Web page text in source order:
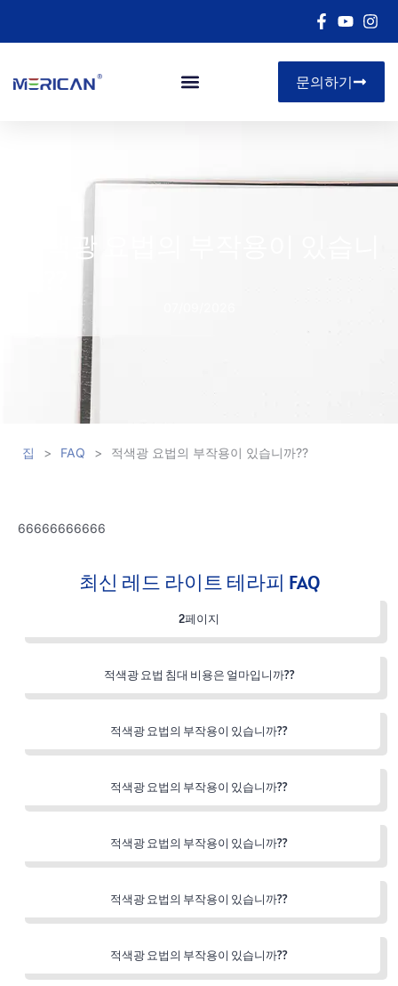
문의하기
적색광 요법의 부작용이 있습니
집 > FAQ > 적색광 요법의 부작용이 있습니까??
66666666666
최신 레드 라이트 테라피 FAQ
2페이지
적색광 요법 침대 비용은 얼마입니까??
적색광 요법의 부작용이 있습니까??
적색광 요법의 부작용이 있습니까??
적색광 요법의 부작용이 있습니까??
적색광 요법의 부작용이 있습니까??
적색광 요법의 부작용이 있습니까??